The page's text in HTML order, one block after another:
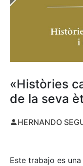
«Històries
de la seva
HERNANDO
Este trabajo es